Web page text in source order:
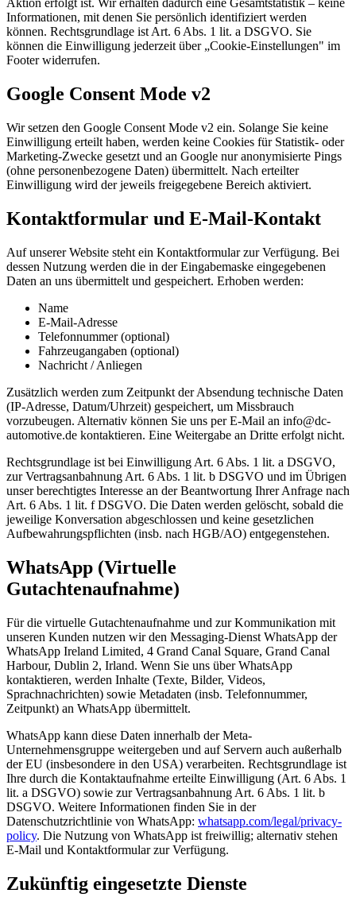
Aktion erfolgt ist. Wir erhalten dadurch eine Gesamtstatistik – keine
Informationen, mit denen Sie persönlich identifiziert werden
können. Rechtsgrundlage ist Art. 6 Abs. 1 lit. a DSGVO. Sie
können die Einwilligung jederzeit über „Cookie-Einstellungen" im
Footer widerrufen.
Google Consent Mode v2
Wir setzen den Google Consent Mode v2 ein. Solange Sie keine
Einwilligung erteilt haben, werden keine Cookies für Statistik- oder
Marketing-Zwecke gesetzt und an Google nur anonymisierte Pings
(ohne personenbezogene Daten) übermittelt. Nach erteilter
Einwilligung wird der jeweils freigegebene Bereich aktiviert.
Kontaktformular und E-Mail-Kontakt
Auf unserer Website steht ein Kontaktformular zur Verfügung. Bei
dessen Nutzung werden die in der Eingabemaske eingegebenen
Daten an uns übermittelt und gespeichert. Erhoben werden:
Name
E-Mail-Adresse
Telefonnummer (optional)
Fahrzeugangaben (optional)
Nachricht / Anliegen
Zusätzlich werden zum Zeitpunkt der Absendung technische Daten
(IP-Adresse, Datum/Uhrzeit) gespeichert, um Missbrauch
vorzubeugen. Alternativ können Sie uns per E-Mail an info@dc-
automotive.de kontaktieren. Eine Weitergabe an Dritte erfolgt nicht.
Rechtsgrundlage ist bei Einwilligung Art. 6 Abs. 1 lit. a DSGVO,
zur Vertragsanbahnung Art. 6 Abs. 1 lit. b DSGVO und im Übrigen
unser berechtigtes Interesse an der Beantwortung Ihrer Anfrage nach
Art. 6 Abs. 1 lit. f DSGVO. Die Daten werden gelöscht, sobald die
jeweilige Konversation abgeschlossen und keine gesetzlichen
Aufbewahrungspflichten (insb. nach HGB/AO) entgegenstehen.
WhatsApp (Virtuelle
Gutachtenaufnahme)
Für die virtuelle Gutachtenaufnahme und zur Kommunikation mit
unseren Kunden nutzen wir den Messaging-Dienst WhatsApp der
WhatsApp Ireland Limited, 4 Grand Canal Square, Grand Canal
Harbour, Dublin 2, Irland. Wenn Sie uns über WhatsApp
kontaktieren, werden Inhalte (Texte, Bilder, Videos,
Sprachnachrichten) sowie Metadaten (insb. Telefonnummer,
Zeitpunkt) an WhatsApp übermittelt.
WhatsApp kann diese Daten innerhalb der Meta-
Unternehmensgruppe weitergeben und auf Servern auch außerhalb
der EU (insbesondere in den USA) verarbeiten. Rechtsgrundlage ist
Ihre durch die Kontaktaufnahme erteilte Einwilligung (Art. 6 Abs. 1
lit. a DSGVO) sowie zur Vertragsanbahnung Art. 6 Abs. 1 lit. b
DSGVO. Weitere Informationen finden Sie in der
Datenschutzrichtlinie von WhatsApp: whatsapp.com/legal/privacy-
policy. Die Nutzung von WhatsApp ist freiwillig; alternativ stehen
E-Mail und Kontaktformular zur Verfügung.
Zukünftig eingesetzte Dienste